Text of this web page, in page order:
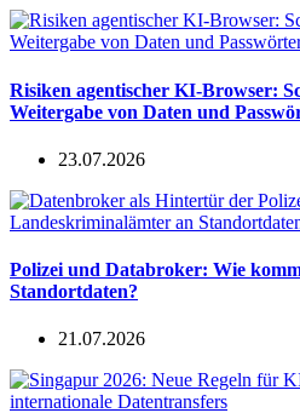
Risiken agentischer KI-Browser:
Weitergabe von Daten und
23.07.2026
Polizei und Databroker: Wie
Standortdaten?
21.07.2026